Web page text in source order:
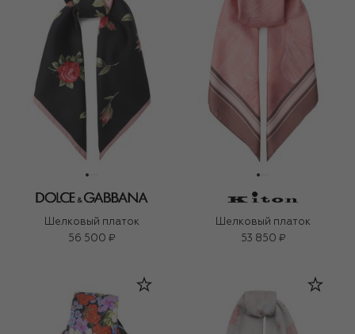
Шелковый платок
56 500 ₽
Шелковый платок
53 850 ₽